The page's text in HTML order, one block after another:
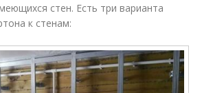
стен. Есть три варианта
к стенам: